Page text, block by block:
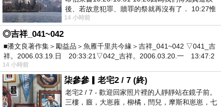
後、若故意犯罪、贖罪的祭就再沒有了． 10:27惟
有戰懼等候審判和那燒滅眾敵人的烈火
14 小時前
◎吉祥_041~042
■潘文良著作集＞勵益品＞魚雁千里共今緣＞吉祥_041~042 ▽041_吉
祥。2006.03.19.日 20:33:21▽042_吉祥。2006.03.20.一 13:47:2
14 小時前
柒參參▎老宅2 / 7 (終)
老宅2 / 7 - 歡迎回家照片裡的人靜靜站在鏡子前。
三樓，廄，大崽蕥，柳橘，閆兒，摩斯和崽崽，七